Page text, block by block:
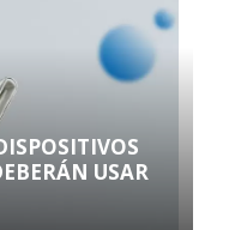
USAR